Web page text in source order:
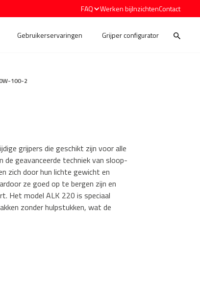
FAQ Werken bijInzichtenContact
Gebruikerservaringen Grijper configurator
100-2
grijpers die geschikt zijn voor alle
de geavanceerde techniek van sloop-
zich door hun lichte gewicht en
ze goed op te bergen zijn en
Het model ALK 220 is speciaal
zonder hulpstukken, wat de